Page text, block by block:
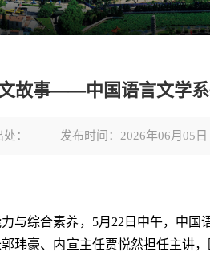
故事——中国语言文学
： 发布时间：2026年06月05日
与综合素养，5月22日中午，中
玮豪、内宣主任贾悦然担任主讲